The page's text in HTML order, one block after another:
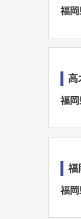
福
高
福
福
福